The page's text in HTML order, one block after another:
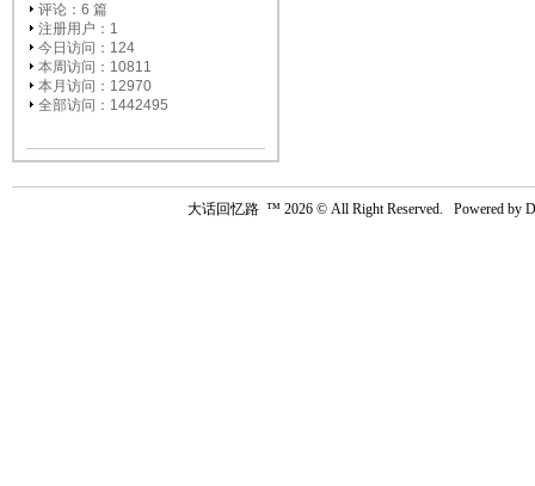
评论：6 篇
注册用户： 1
今日访问：124
本周访问：10811
本月访问：12970
全部访问：1442495
大话回忆路™ 2026 © All Right Reserved. Powered by